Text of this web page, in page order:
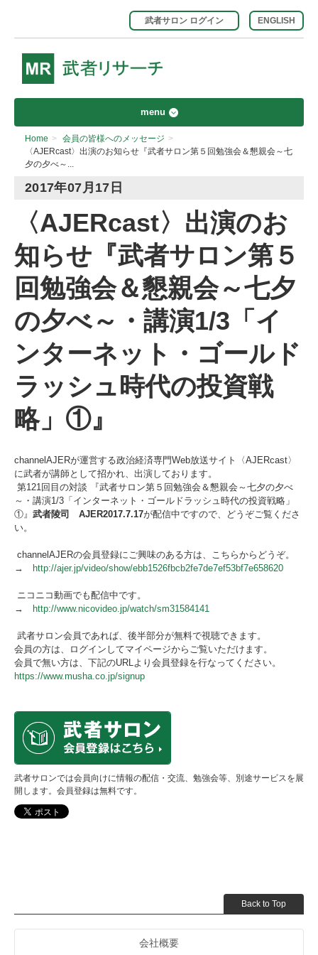
ENGLISH
武者サロン ログイン
menu
Home > 会員の皆様へのメッセージ >
〈AJERcast〉出演のお知らせ『武者サロン第５回勉強会＆懇親会～七
夕の夕べ～...
2017年07月17日
〈AJERcast〉出演のお
知らせ『武者サロン第５
回勉強会＆懇親会～七夕
の夕べ～・講演1/3「イ
ンターネット・ゴールド
ラッシュ時代の投資戦
略」①』
channelAJERが運営する政治経済専門Web放送サイト〈AJERcast〉
に武者が講師として招かれ、出演しております。
第121回目の対談 『武者サロン第５回勉強会＆懇親会～七夕の夕べ
～・講演1/3「インターネット・ゴールドラッシュ時代の投資戦略」
①』 武者陵司 AJER2017.7.17が配信中ですので、どうぞご覧くださ
い。
channelAJERの会員登録にご興味のある方は、こちらからどうぞ。
→
http://ajer.jp/video/show/ebb1526fbcb2fe7de7ef53bf7e658620
ニコニコ動画でも配信中です。
→
http://www.nicovideo.jp/watch/sm31584141
武者サロン会員であれば、後半部分が無料で視聴できます。
会員の方は、ログインしてマイページからご覧いただけます。
会員で無い方は、下記のURLより会員登録を行なってください。
https://www.musha.co.jp/signup
武者サロンでは会員向けに情報の配信・交流、勉強会等、別途サービスを展
開します。会員登録は無料です。
Back to Top
会社概要